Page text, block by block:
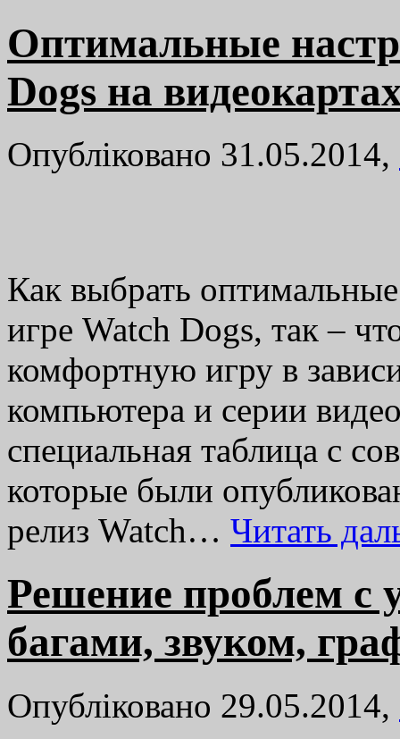
Оптимальные
Dogs на
Опубліковано 31.05.2014,
Как выбрать
игре Watch Dogs, так –
комфортную игру в
компьютера и серии
специальная таблица с
которые были
релиз Watch… Читать
Решение проблем с
багами, звуком,
Опубліковано 29.05.2014,